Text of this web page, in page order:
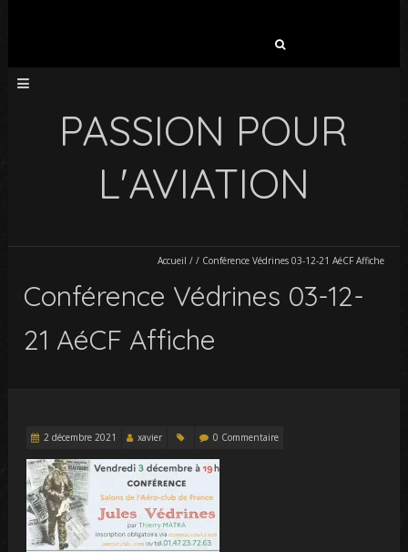
PASSION POUR
L'AVIATION
Accueil / / Conférence Védrines 03-12-21 AéCF Affiche
Conférence Védrines 03-12-
21 AéCF Affiche
2 décembre 2021 xavier 0 Commentaire